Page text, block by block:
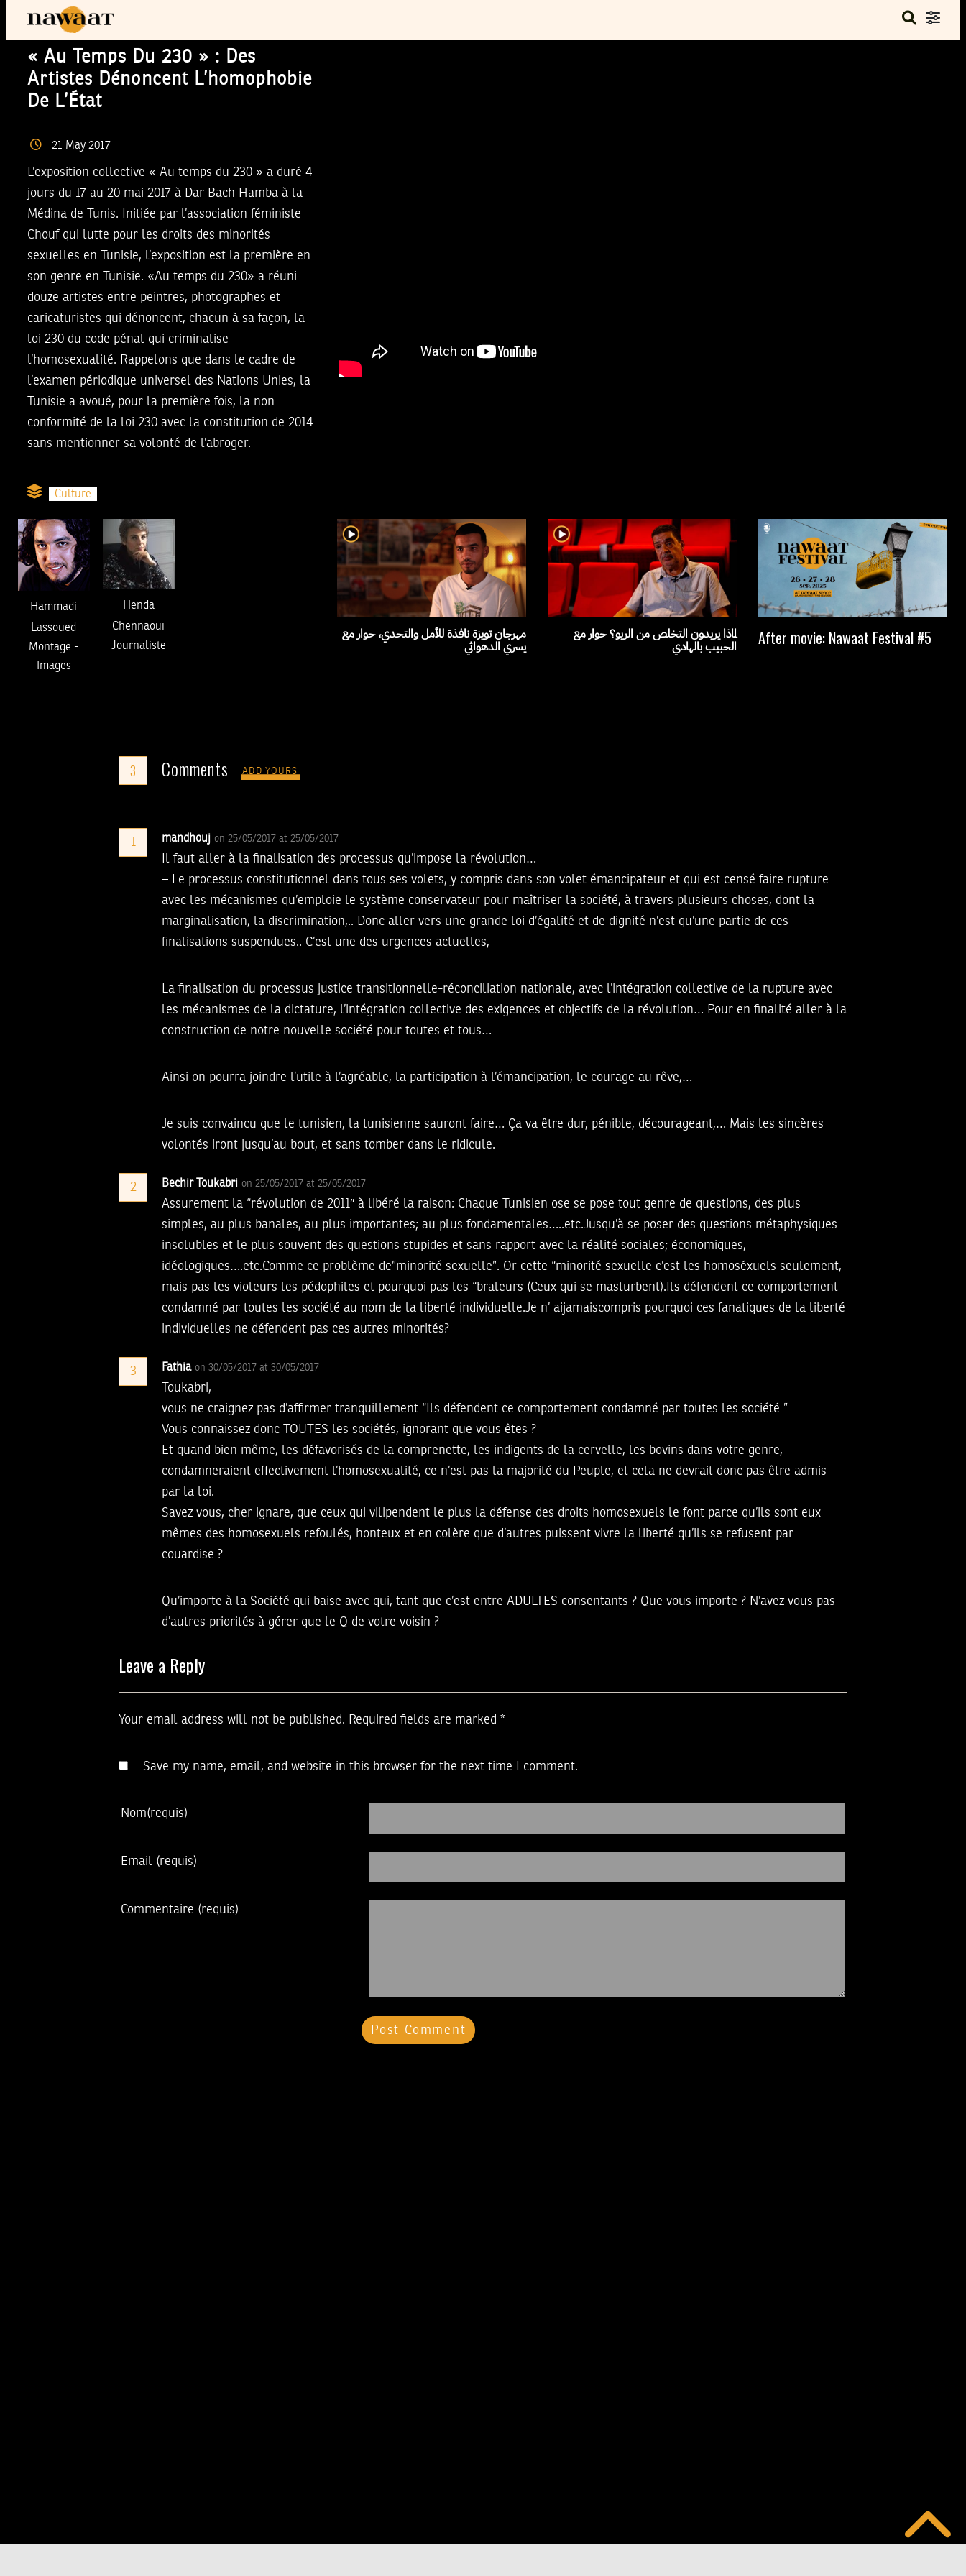
« Au Temps Du 230 » : Des
Artistes Dénoncent L’homophobie
De L’État
21 May 2017
L’exposition collective « Au temps du 230 » a duré 4
jours du 17 au 20 mai 2017 à Dar Bach Hamba à la
Médina de Tunis. Initiée par l’association féministe
Chouf qui lutte pour les droits des minorités
sexuelles en Tunisie, l’exposition est la première en
son genre en Tunisie. «Au temps du 230» a réuni
douze artistes entre peintres, photographes et
caricaturistes qui dénoncent, chacun à sa façon, la
loi 230 du code pénal qui criminalise
l’homosexualité. Rappelons que dans le cadre de
l’examen périodique universel des Nations Unies, la
Tunisie a avoué, pour la première fois, la non
conformité de la loi 230 avec la constitution de 2014
sans mentionner sa volonté de l’abroger.
Culture
Hammadi
Lassoued
Montage -
Images
Henda
Chennaoui
Journaliste
مهرجان تويزة نافذة للأمل والتحدي، حوار مع
يسري الدهواثي
لماذا يريدون التخلص من الريو؟ حوار مع
الحبيب بالهادي After movie: Nawaat Festival #5
3 Comments ADD YOURS
1 mandhouj on 25/05/2017 at 25/05/2017
Il faut aller à la finalisation des processus qu’impose la révolution…
– Le processus constitutionnel dans tous ses volets, y compris dans son volet émancipateur et qui est censé faire rupture
avec les mécanismes qu’emploie le système conservateur pour maîtriser la société, à travers plusieurs choses, dont la
marginalisation, la discrimination,.. Donc aller vers une grande loi d’égalité et de dignité n’est qu’une partie de ces
finalisations suspendues.. C’est une des urgences actuelles,
La finalisation du processus justice transitionnelle-réconciliation nationale, avec l’intégration collective de la rupture avec
les mécanismes de la dictature, l’intégration collective des exigences et objectifs de la révolution… Pour en finalité aller à la
construction de notre nouvelle société pour toutes et tous…
Ainsi on pourra joindre l’utile à l’agréable, la participation à l’émancipation, le courage au rêve,…
Je suis convaincu que le tunisien, la tunisienne sauront faire… Ça va être dur, pénible, décourageant,… Mais les sincères
volontés iront jusqu’au bout, et sans tomber dans le ridicule.
2 Bechir Toukabri on 25/05/2017 at 25/05/2017
Assurement la “révolution de 2011″ à libéré la raison: Chaque Tunisien ose se pose tout genre de questions, des plus
simples, au plus banales, au plus importantes; au plus fondamentales…..etc.Jusqu’à se poser des questions métaphysiques
insolubles et le plus souvent des questions stupides et sans rapport avec la réalité sociales; économiques,
idéologiques….etc.Comme ce problème de”minorité sexuelle”. Or cette “minorité sexuelle c’est les homoséxuels seulement,
mais pas les violeurs les pédophiles et pourquoi pas les “braleurs (Ceux qui se masturbent).Ils défendent ce comportement
condamné par toutes les société au nom de la liberté individuelle.Je n’ aijamaiscompris pourquoi ces fanatiques de la liberté
individuelles ne défendent pas ces autres minorités?
3 Fathia on 30/05/2017 at 30/05/2017
Toukabri,
vous ne craignez pas d’affirmer tranquillement “Ils défendent ce comportement condamné par toutes les société ”
Vous connaissez donc TOUTES les sociétés, ignorant que vous êtes ?
Et quand bien même, les défavorisés de la comprenette, les indigents de la cervelle, les bovins dans votre genre,
condamneraient effectivement l’homosexualité, ce n’est pas la majorité du Peuple, et cela ne devrait donc pas être admis
par la loi.
Savez vous, cher ignare, que ceux qui vilipendent le plus la défense des droits homosexuels le font parce qu’ils sont eux
mêmes des homosexuels refoulés, honteux et en colère que d’autres puissent vivre la liberté qu’ils se refusent par
couardise ?
Qu’importe à la Société qui baise avec qui, tant que c’est entre ADULTES consentants ? Que vous importe ? N’avez vous pas
d’autres priorités à gérer que le Q de votre voisin ?
Leave a Reply
Your email address will not be published. Required fields are marked *
Save my name, email, and website in this browser for the next time I comment.
Nom(requis)
Email (requis)
Commentaire (requis)